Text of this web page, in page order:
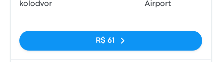
kolodvor
Airport
R$ 61